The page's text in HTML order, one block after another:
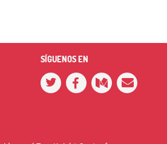
SÍGUENOS EN